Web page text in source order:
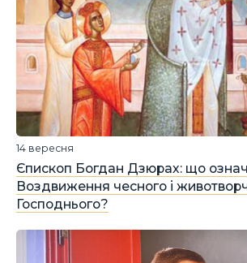
Єпископ Богдан Дзюрах: що
Воздвиження чесного і
Господнього?
14 вересня